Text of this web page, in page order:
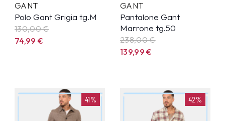
GANT
Polo Gant Grigia tg.M
130,00 €
74,99€
GANT
Pantalone Gant
Marrone tg.50
238,00 €
139,99€
41% 42%